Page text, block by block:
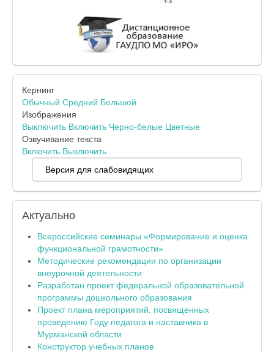
Кернинг
Обычный Средний Большой
Изображения
Выключить Включить Черно-белые Цветные
Озвучивание текста
Включить Выключить
Версия для слабовидящих
Актуально
Всероссийские семинары «Формирование и оценка
функциональной грамотности»
Методические рекомендации по организации
внеурочной деятельности
Разработан проект федеральной образовательной
программы дошкольного образования
Проект плана мероприятий, посвященных
проведению Году педагога и наставника в
Мурманской области
Конструктор учебных планов